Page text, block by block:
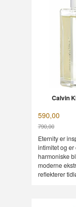
Calvin
590,00
790,00
Rabatt
Eternity er
intimitet og
harmoniske
moderne
reflekterer